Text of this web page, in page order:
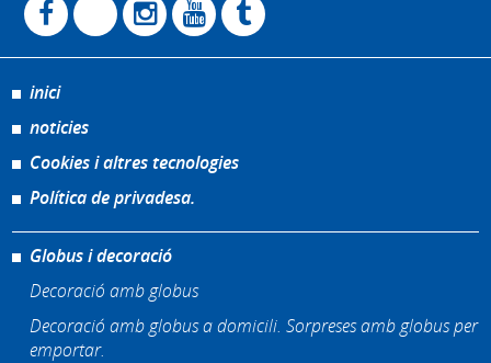
inici
noticies
Cookies i altres tecnologies
Política de privadesa.
Globus i decoració
Decoració amb globus
Decoració amb globus a domicili. Sorpreses amb globus per
emportar.